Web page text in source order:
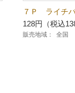
７Ｐ ライチ
128円（税込
販売地域： 全国